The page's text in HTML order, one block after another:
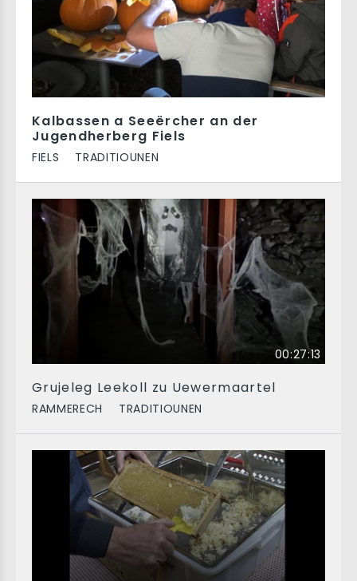
Kalbassen a Seeërcher an der
Jugendherberg Fiels
FIELS TRADITIOUNEN
00:27:13
Grujeleg Leekoll zu Uewermaartel
RAMMERECH TRADITIOUNEN